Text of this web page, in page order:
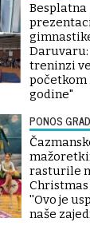
Besplatna
Daruvaru:
treninzi
početkom
godine"
PONOS
rasturile
Christmas
''Ovo je
naše